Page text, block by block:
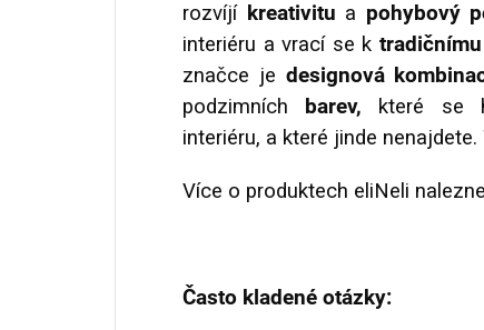
rozvíjí kreativitu a pohybový
interiéru a vrací se k
značce je designová
podzimních
barev, které se
interiéru, a které jinde nenajdete.
Více o produktech eliNeli
Často kladené otázky: